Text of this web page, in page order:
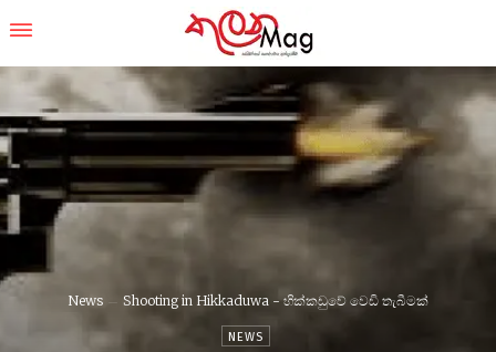
News Shooting in Hikkaduwa - හික්කඩුවේ වෙඩි තැබීමක්
NEWS